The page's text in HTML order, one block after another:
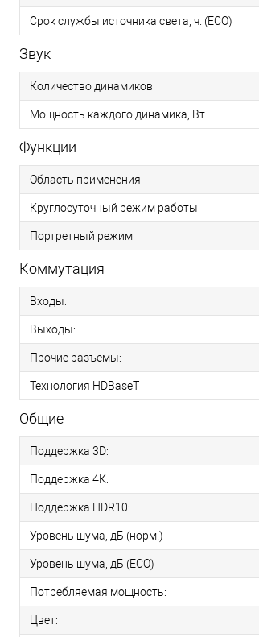
Срок службы источника света, ч. (ЕСО)
Звук
Количество динамиков
Мощность каждого динамика, Вт
Функции
Область применения
Круглосуточный режим работы
Портретный режим
Коммутация
Входы:
Выходы:
Прочие разъемы:
Технология HDBaseT
Общие
Поддержка 3D:
Поддержка 4К:
Поддержка HDR10:
Уровень шума, дБ (норм.)
Уровень шума, дБ (ЕСО)
Потребляемая мощность:
Цвет: